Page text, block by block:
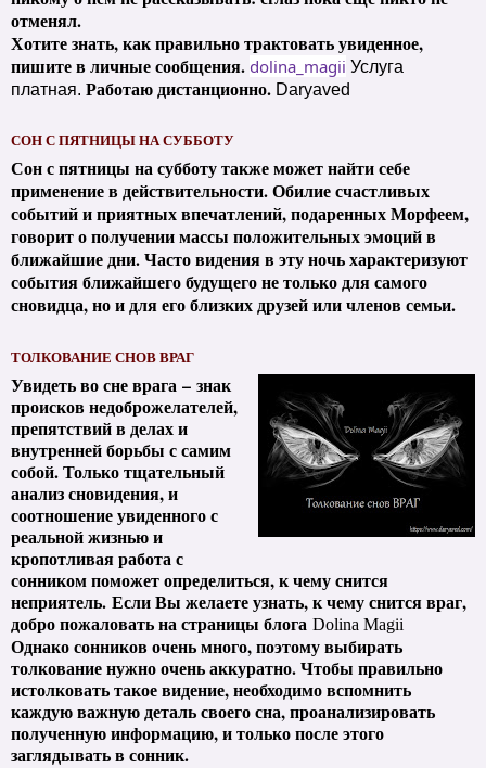
отменял.
Хотите знать, как правильно трактовать увиденное,
пишите в личные сообщения. dolina_magii Услуга
платная. Работаю дистанционно. Daryaved
СОН С ПЯТНИЦЫ НА СУББОТУ
Сон с пятницы на субботу также может найти себе
применение в действительности. Обилие счастливых
событий и приятных впечатлений, подаренных Морфеем,
говорит о получении массы положительных эмоций в
ближайшие дни. Часто видения в эту ночь характеризуют
события ближайшего будущего не только для самого
сновидца, но и для его близких друзей или членов семьи.
ТОЛКОВАНИЕ СНОВ ВРАГ
Увидеть во сне врага – знак
происков недоброжелателей,
препятствий в делах и
внутренней борьбы с самим
собой. Только тщательный
анализ сновидения, и
соотношение увиденного с
реальной жизнью и
кропотливая работа с
сонником поможет определиться, к чему снится
неприятель. Если Вы желаете узнать, к чему снится враг,
добро пожаловать на страницы блога Dolina Magii
Однако сонников очень много, поэтому выбирать
толкование нужно очень аккуратно. Чтобы правильно
истолковать такое видение, необходимо вспомнить
каждую важную деталь своего сна, проанализировать
полученную информацию, и только после этого
заглядывать в сонник.